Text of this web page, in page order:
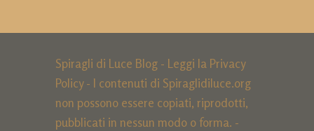
Spiragli di Luce Blog - Leggi la Privacy
Policy- I contenuti di Spiraglidiluce.org
non possono essere copiati, riprodotti,
pubblicati in nessun modo o forma. -